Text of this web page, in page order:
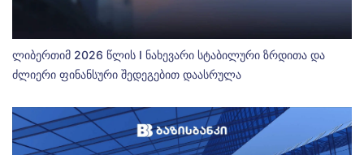
ლიბერთიმ 2026 წლის I ნახევარი სტაბილური ზრდითა და
ძლიერი ფინანსური შედეგებით დაასრულა